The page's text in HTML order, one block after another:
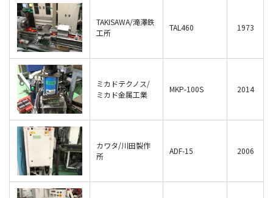
TAKISAWA/滝澤鉄
工所
TAL460 1973
ミカドテクノス/
ミカド金属工業
MKP-100S 2014
カワタ/川田製作
所
ADF-15 2006